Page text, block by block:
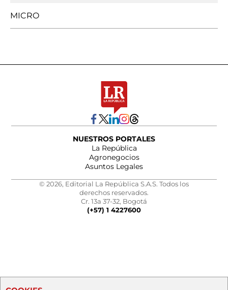
MICRO
NUESTROS PORTALES
La República
Agronegocios
Asuntos Legales
© 2026, Editorial La República S.A.S. Todos los
derechos reservados.
Cr. 13a 37-32, Bogotá
(+57) 1 4227600